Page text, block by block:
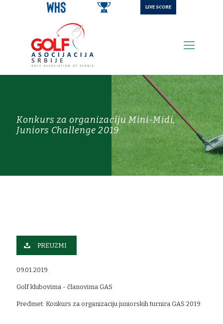
LIVE SCORE
Konkurs za organizaciju Mini-Midi,
Juniors Challenge 2019
PREUZMI
09.01.2019.
Golf klubovima - članovima GAS
Predmet: Konkurs za organizaciju juniorskih turnira GAS 2019